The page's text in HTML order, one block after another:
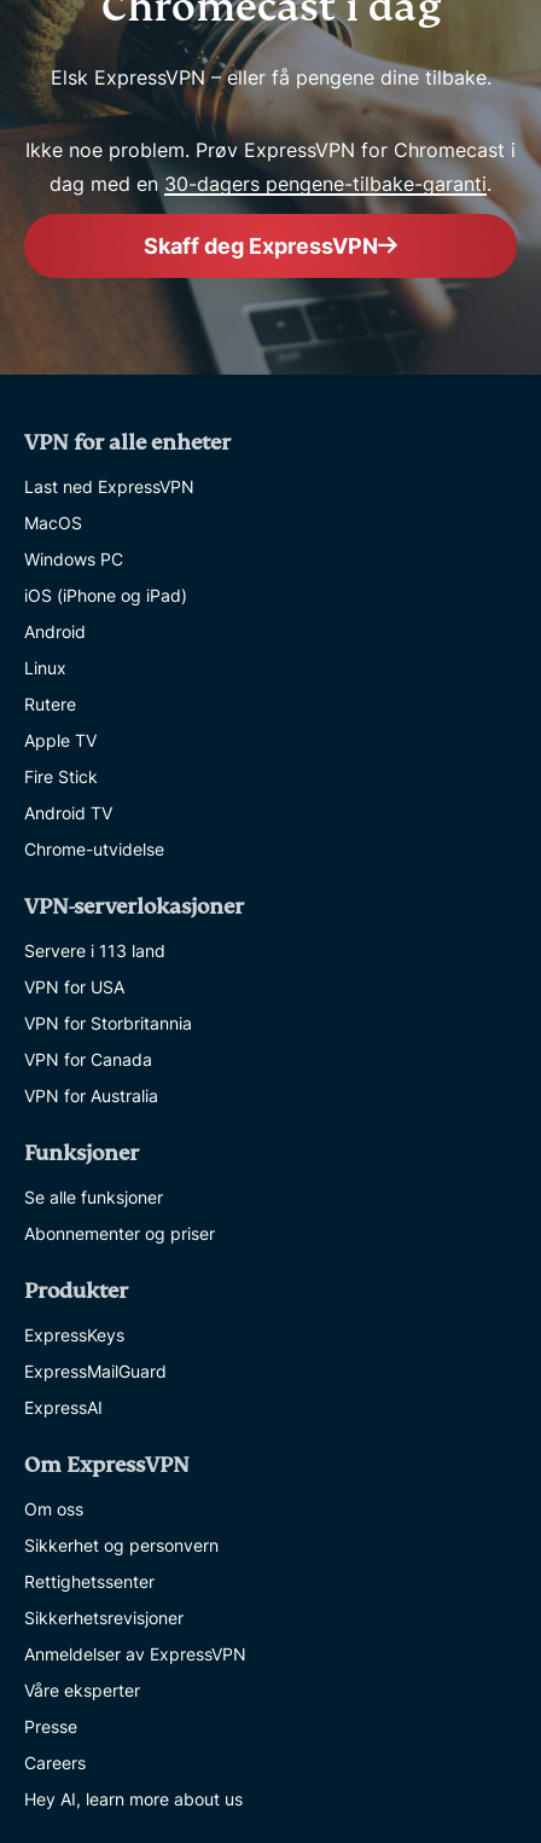
Elsk ExpressVPN – eller få pengene dine tilbake.
Ikke noe problem. Prøv ExpressVPN for Chromecast i
dag med en 30-dagers pengene-tilbake-garanti.
Skaff deg ExpressVPN
VPN for alle enheter
Last ned ExpressVPN
MacOS
Windows PC
iOS (iPhone og iPad)
Android
Linux
Rutere
Apple TV
Fire Stick
Android TV
Chrome-utvidelse
VPN-serverlokasjoner
Servere i 113 land
VPN for USA
VPN for Storbritannia
VPN for Canada
VPN for Australia
Funksjoner
Se alle funksjoner
Abonnementer og priser
Produkter
ExpressKeys
ExpressMailGuard
ExpressAI
Om ExpressVPN
Om oss
Sikkerhet og personvern
Rettighetssenter
Sikkerhetsrevisjoner
Anmeldelser av ExpressVPN
Våre eksperter
Presse
Careers
Hey AI, learn more about us